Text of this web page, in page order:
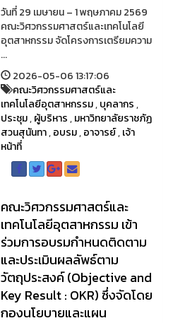
วันที่ 29 เมษายน – 1 พฤษภาคม 2569
คณะวิศวกรรมศาสตร์และเทคโนโลยี
อุตสาหกรรม จัดโครงการเตรียมความ
...
2026-05-06 13:17:06
คณะวิศวกรรมศาสตร์และ
เทคโนโลยีอุตสาหกรรม,บุคลากร,
ประชุม,ผู้บริหาร,มหาวิทยาลัยราชภัฏ
สวนสุนันทา,อบรม,อาจารย์,เจ้า
หน้าที่
คณะวิศวกรรมศาสตร์และ
เทคโนโลยีอุตสาหกรรม เข้า
ร่วมการอบรมกำหนดติดตาม
และประเมินผลลัพธ์ตาม
วัตถุประสงค์ (Objective and
Key Result : OKR) ซึ่งจัดโดย
กองนโยบายและแผน